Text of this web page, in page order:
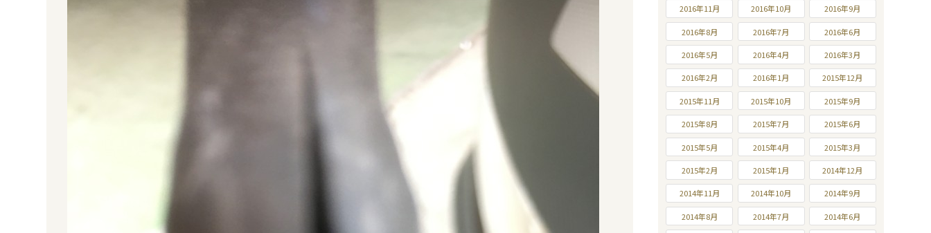
2016年11月 2016年10月 2016年9月
2016年8月 2016年7月 2016年6月
2016年5月 2016年4月 2016年3月
2016年2月 2016年1月 2015年12月
2015年11月 2015年10月 2015年9月
2015年8月 2015年7月 2015年6月
2015年5月 2015年4月 2015年3月
2015年2月 2015年1月 2014年12月
2014年11月 2014年10月 2014年9月
2014年8月 2014年7月 2014年6月